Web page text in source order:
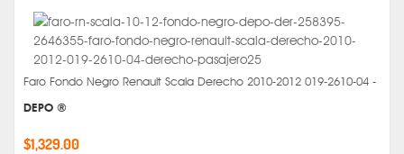
Faro Fondo Negro Renault Scala Derecho 2010-2012 019-2610-04 -
DEPO ®
$1,329.00